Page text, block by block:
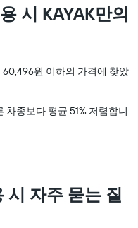
시 KAYAK만의
원 이하의 가격에 찾았
종보다 평균 51% 저렴합니
시 자주 묻는 질